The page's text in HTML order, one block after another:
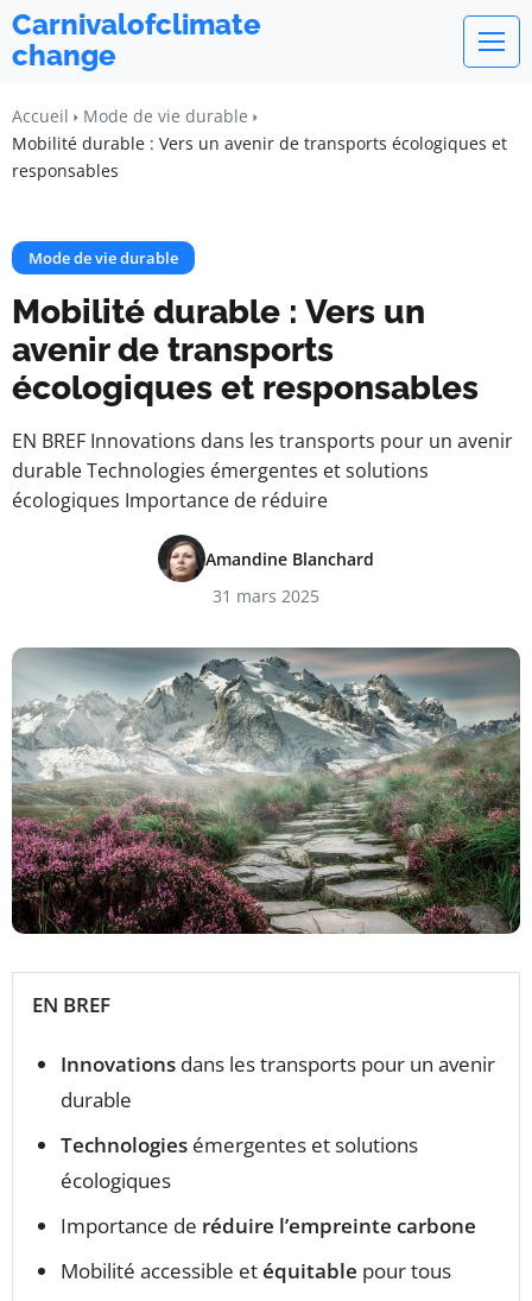
Carnivalofclimate
change
Accueil
Mode de vie durable
Mobilité durable : Vers un avenir de transports écologiques et
responsables
Mode de vie durable
Mobilité durable : Vers un
avenir de transports
écologiques et responsables
EN BREF Innovations dans les transports pour un avenir
durable Technologies émergentes et solutions
écologiques Importance de réduire
Amandine Blanchard
31 mars 2025
EN BREF
Innovations dans les transports pour un avenir
durable
Technologies émergentes et solutions
écologiques
Importance de réduire l’empreinte carbone
Mobilité accessible etéquitable pour tous